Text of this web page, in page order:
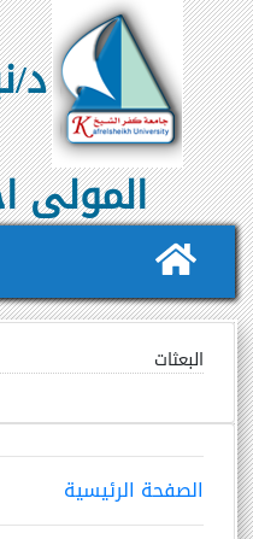
د/
المولى
الصفحة الرئيسية
البعثات